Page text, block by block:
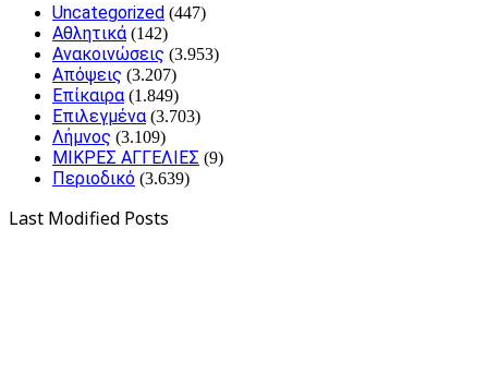
Uncategorized (447)
Αθλητικά (142)
Ανακοινώσεις (3.953)
Απόψεις (3.207)
Επίκαιρα (1.849)
Επιλεγμένα (3.703)
Λήμνος (3.109)
ΜΙΚΡΕΣ ΑΓΓΕΛΙΕΣ (9)
Περιοδικό (3.639)
Last Modified Posts